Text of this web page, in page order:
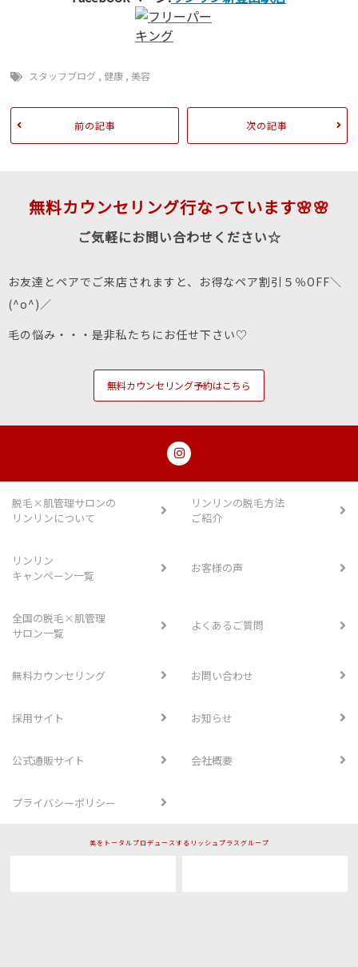
スタッフブログ ,健康 ,美容
前の記事 次の記事
無料カウンセリング行なっています🌸🌸
ご気軽にお問い合わせください☆
お友達とペアでご来店されますと、お得なペア割引５％OFF＼
(^o^)／
毛の悩み・・・是非私たちにお任せ下さい♡
無料カウンセリング予約はこちら
脱毛×肌管理サロンの
リンリンについて
リンリンの脱毛方法
ご紹介
リンリン
キャンペーン一覧
お客様の声
全国の脱毛×肌管理
サロン一覧
よくあるご質問
無料カウンセリング お問い合わせ
採用サイト お知らせ
公式通販サイト 会社概要
プライバシーポリシー
美をトータルプロデュースするリッシュプラスグループ